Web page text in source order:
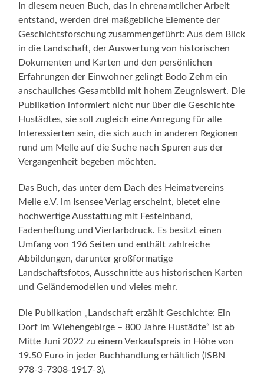
In diesem neuen Buch, das in ehrenamtlicher Arbeit
entstand, werden drei maßgebliche Elemente der
Geschichtsforschung zusammengeführt: Aus dem Blick
in die Landschaft, der Auswertung von historischen
Dokumenten und Karten und den persönlichen
Erfahrungen der Einwohner gelingt Bodo Zehm ein
anschauliches Gesamtbild mit hohem Zeugniswert. Die
Publikation informiert nicht nur über die Geschichte
Hustädtes, sie soll zugleich eine Anregung für alle
Interessierten sein, die sich auch in anderen Regionen
rund um Melle auf die Suche nach Spuren aus der
Vergangenheit begeben möchten.
Das Buch, das unter dem Dach des Heimatvereins
Melle e.V. im Isensee Verlag erscheint, bietet eine
hochwertige Ausstattung mit Festeinband,
Fadenheftung und Vierfarbdruck. Es besitzt einen
Umfang von 196 Seiten und enthält zahlreiche
Abbildungen, darunter großformatige
Landschaftsfotos, Ausschnitte aus historischen Karten
und Geländemodellen und vieles mehr.
Die Publikation „Landschaft erzählt Geschichte: Ein
Dorf im Wiehengebirge – 800 Jahre Hustädte“ ist ab
Mitte Juni 2022 zu einem Verkaufspreis in Höhe von
19.50 Euro in jeder Buchhandlung erhältlich (ISBN
978-3-7308-1917-3).